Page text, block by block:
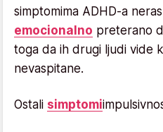
simptomima ADHD-a
emocionalno preterano
toga da ih drugi ljudi vide
nevaspitane.
Ostali simptomi